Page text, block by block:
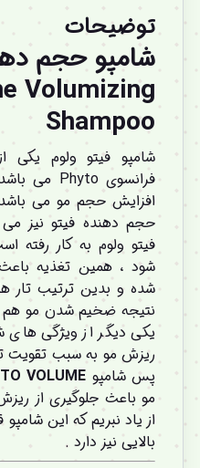
توضیحات
Volumizing
Shampoo
شامپو فیتو ولوم یکی
فرانسویPhyto می
افزایش حجم مو می
حجم دهنده فیتو نیز می
فیتو ولوم به کار
شود ، همین تغذیه
شده و بدین ترتیب تار
نتیجه ضخیم شدن مو
یکی دیگر از ویژگی های
ریزش مو به سبب
پس شامپو VOLUME
مو باعث جلوگیری از
از یاد نبریم که این
بالایی نیز دارد .